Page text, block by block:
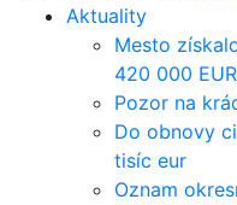
Aktuality
Mesto
420 000
Pozor na
Do obnovy
tisíc eur
Oznam